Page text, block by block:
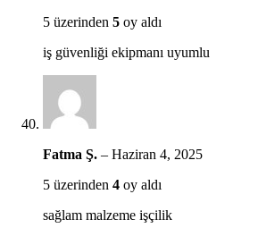
5 üzerinden 5 oy aldı
iş güvenliği ekipmanı uyumlu
Fatma Ş. – Haziran 4, 2025
5 üzerinden 4 oy aldı
sağlam malzeme işçilik